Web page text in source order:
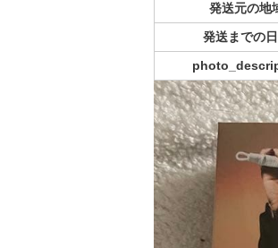
発送元の地
発送までの